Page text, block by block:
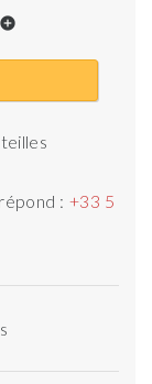
add_circle
: +33 5